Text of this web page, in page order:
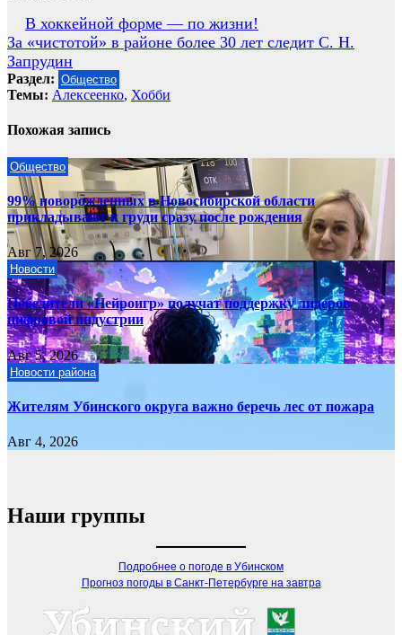
Навигация
по
записям
В хоккейной форме — по жизни!
За «чистотой» в районе более 30 лет следит С. Н.
Запрудин
Раздел: Общество
Темы: Алексеенко, Хобби
Похожая запись
Общество
99% новорожденных в Новосибирской области
прикладывают к груди сразу после рождения
Авг 7, 2026
Новости
Победители «Нейроигр» получат поддержку лидеров
цифровой индустрии
Авг 5, 2026
Новости района
Жителям Убинского округа важно беречь лес от пожара
Авг 4, 2026
Наши группы
Подробнее о погоде в Убинском
Прогноз погоды в Санкт-Петербурге на завтра